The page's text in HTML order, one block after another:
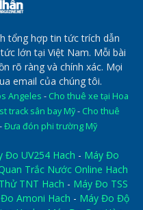
tổng hợp tin tức trích dẫn
lớn tại Việt Nam. Mỗi bài
rõ ràng và chính xác. Mọi
email của chúng tôi.
Angeles - Cho thuê xe tại Hoa
track sân bay Mỹ- Cho thuê
-Đưa đón phi trường Mỹ
Đo UV254 Hach - Máy Đo
Trắc Nước Online Hach
TNT Hach - Máy Đo TSS
Amoni Hach - Máy Đo Độ